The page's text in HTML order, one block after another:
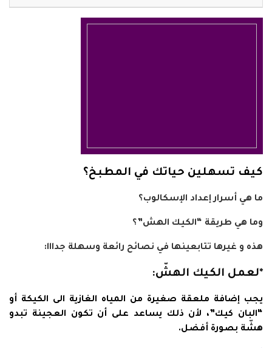
كيف تسهلين حياتك في المطبخ؟
ما هي أسرار إعداد الإسكالوب؟
وما هي طريقة “الكيك الهش”؟
هذه و غيرها تتابعينها في نصائح رائعة وسهلة جدااا:
*لعمل الكيك الهشّ:
يجب إضافة ملعقة صغيرة من المياه الغازية الى الكيكة أو
“البان كيك”، لأن ذلك يساعد على أن تكون العجينة تبدو
هشّة بصورة أفضل.